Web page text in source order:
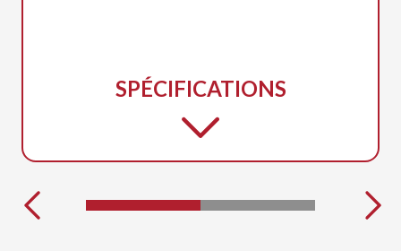
SPÉCIFICATIONS